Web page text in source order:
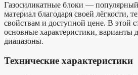
Газосиликатные блоки —
материал благодаря своей лёгкости,
свойствам и доступной цене. В этой
основные характеристики, варианты
диапазоны.
Технические характеристики